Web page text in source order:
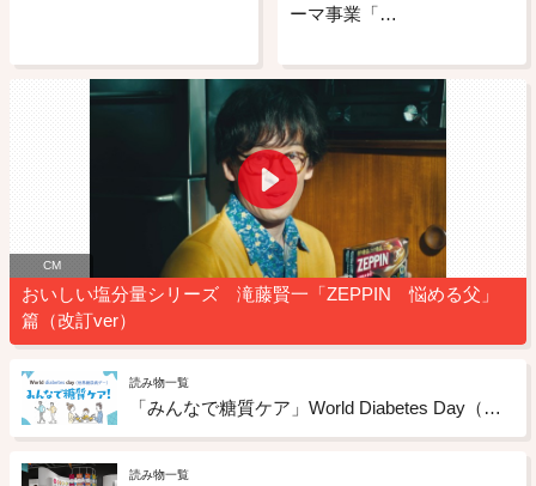
ーマ事業「…
CM
おいしい塩分量シリーズ 滝藤賢一「ZEPPIN 悩める父」
篇（改訂ver）
読み物一覧
「みんなで糖質ケア」World Diabetes Day（世界糖尿病デー）
読み物一覧